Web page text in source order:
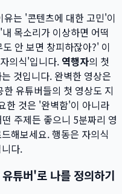
는 '콘텐츠에 대한 고민'이
목소리가 이상하면 어떡
안 보면 창피하잖아?' 이
의식'입니다. 역행자의 첫
것입니다. 완벽한 영상은
유튜버들의 첫 영상도 지
한 것은 '완벽함'이 아니라
주제든 좋으니 5분짜리 영
해보세요. 행동은 자의식
다.
튜버'로 나를 정의하기